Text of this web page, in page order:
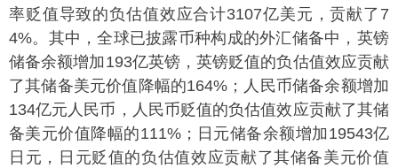
率贬值导致的负估值效应合计3107亿美元，贡献了7
4%。其中，全球已披露币种构成的外汇储备中，英镑
储备余额增加193亿英镑，英镑贬值的负估值效应贡献
了其储备美元价值降幅的164%；人民币储备余额增加
134亿元人民币，人民币贬值的负估值效应贡献了其储
备美元价值降幅的111%；日元储备余额增加19543亿
日元，日元贬值的负估值效应贡献了其储备美元价值